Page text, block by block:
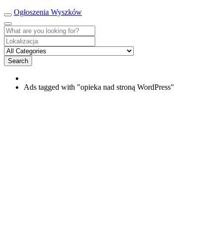
Ogłoszenia Wyszków
Search
Ads tagged with "opieka nad stroną WordPress"